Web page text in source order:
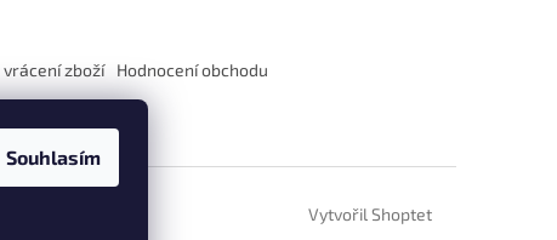
Souhlasím
vrácení zboží Hodnocení obchodu
Vytvořil Shoptet